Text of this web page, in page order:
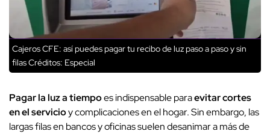
Cajeros CFE: así puedes pagar tu recibo de luz paso a paso y sin
filasCréditos: Especial
Pagar la luz a tiempoes indispensable paraevitar cortes
en el servicioy complicaciones en el hogar. Sin embargo, las
largas filas en bancos y oficinas suelen desanimar a más de